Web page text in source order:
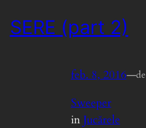
SERE (part 2)
feb. 8, 2016—de
Sweeper
inJucărele